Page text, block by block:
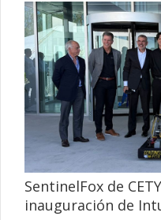
SentinelFox de
inauguración de